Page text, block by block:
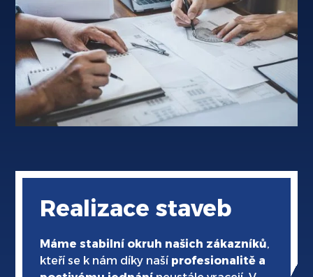
Realizace staveb
Máme stabilní okruh našich zákazníků,
kteří se k nám díky naší profesionalitě a